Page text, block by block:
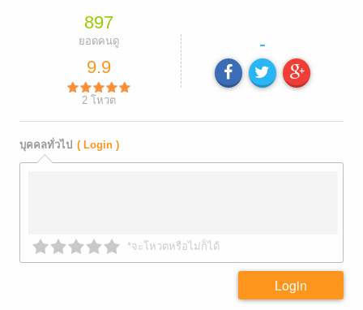
897
ยอดคนดู
9.9
2โหวต
-
บุคคลทั่วไป ( Login )
*จะโหวตหรือไม่ก็ได้
Login